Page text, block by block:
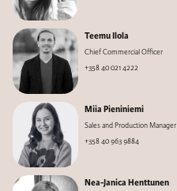
Teemu Ilola
Chief Commercial Officer
+358 40 021 4222
Miia Pieniniemi
Sales and Production Manager
+358 40 963 9884
Nea-Janica Henttunen